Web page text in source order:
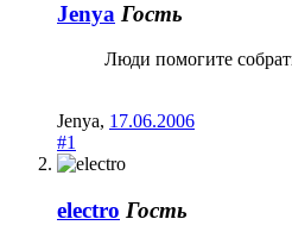
Jenya Гость
Люди помогите
Jenya, 17.06.2006
#1
electro Гость